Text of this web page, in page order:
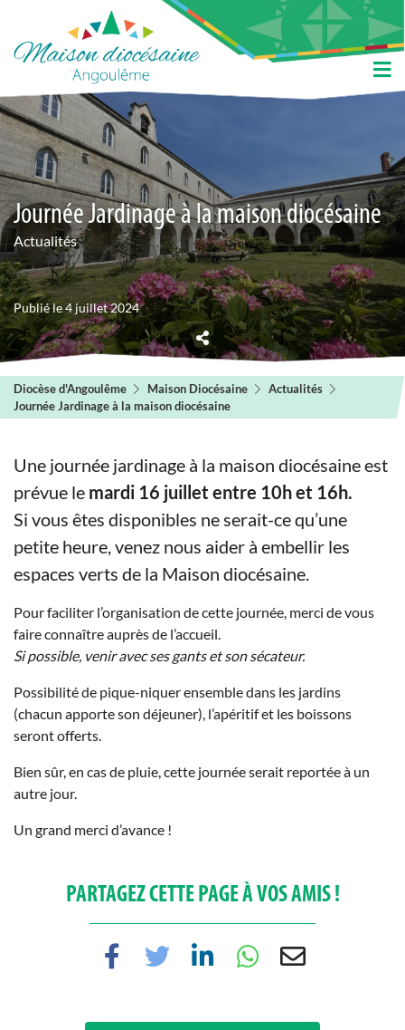
Journée Jardinage à la maison diocésaine
Actualités
Publié le 4 juillet 2024
Diocèse d'Angoulême Maison Diocésaine
Actualités
Journée Jardinage à la maison diocésaine
Une journée jardinage à la maison diocésaine est
prévue le mardi 16 juillet entre 10h et 16h.
Si vous êtes disponibles ne serait-ce qu’une
petite heure, venez nous aider à embellir les
espaces verts de la Maison diocésaine.
Pour faciliter l’organisation de cette journée, merci de vous
faire connaître auprès de l’accueil.
Si possible, venir avec ses gants et son sécateur.
Possibilité de pique-niquer ensemble dans les jardins
(chacun apporte son déjeuner), l’apéritif et les boissons
seront offerts.
Bien sûr, en cas de pluie, cette journée serait reportée à un
autre jour.
Un grand merci d’avance !
PARTAGEZ CETTE PAGE À VOS AMIS !